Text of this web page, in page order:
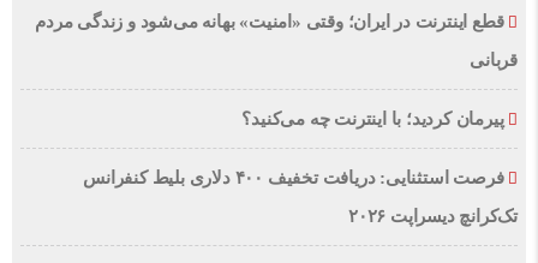
قطع اینترنت در ایران؛ وقتی «امنیت» بهانه می‌شود و زندگی مردم
قربانی
پیرمان کردید؛ با اینترنت چه می‌کنید؟
فرصت استثنایی: دریافت تخفیف ۴۰۰ دلاری بلیط کنفرانس
تک‌کرانچ دیسراپت ۲۰۲۶